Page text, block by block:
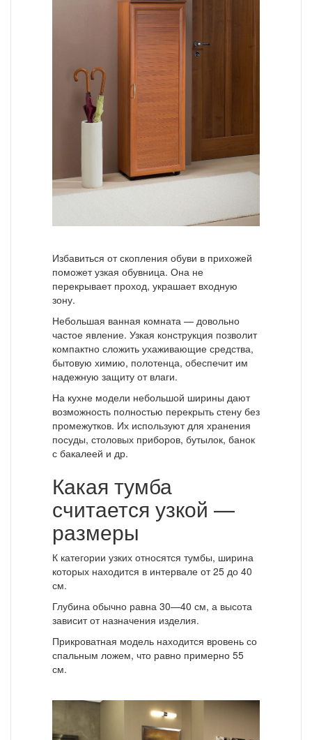
Избавиться от скопления обуви в прихожей
поможет узкая обувница. Она не
перекрывает проход, украшает входную
зону.
Небольшая ванная комната — довольно
частое явление. Узкая конструкция позволит
компактно сложить ухаживающие средства,
бытовую химию, полотенца, обеспечит им
надежную защиту от влаги.
На кухне модели небольшой ширины дают
возможность полностью перекрыть стену без
промежутков. Их используют для хранения
посуды, столовых приборов, бутылок, банок
с бакалеей и др.
Какая тумба
считается узкой —
размеры
К категории узких относятся тумбы, ширина
которых находится в интервале от 25 до 40
см.
Глубина обычно равна 30—40 см, а высота
зависит от назначения изделия.
Прикроватная модель находится вровень со
спальным ложем, что равно примерно 55
см.